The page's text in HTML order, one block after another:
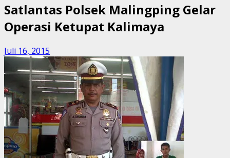
Satlantas Polsek Malingping Gelar
Operasi Ketupat Kalimaya
Juli 16, 2015